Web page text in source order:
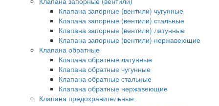
Клапана запорные (вентили) чугунные
Клапана запорные (вентили) стальные
Клапана запорные (вентили) латунные
Клапана запорные (вентили) нержавеющие
Клапана обратные
Клапана обратные латунные
Клапана обратные чугунные
Клапана обратные стальные
Клапана обратные нержавеющие
Клапана предохранительные